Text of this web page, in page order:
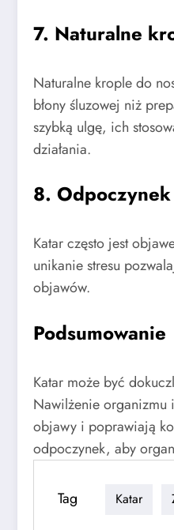
7. Naturalne
Naturalne krople do
błony śluzowej niż
szybką ulgę, ich
działania.
8.
Katar często jest
unikanie stresu
objawów.
Podsumowanie
Katar może być
Nawilżenie organizmu
objawy i poprawiają
odpoczynek, aby
Tag Katar